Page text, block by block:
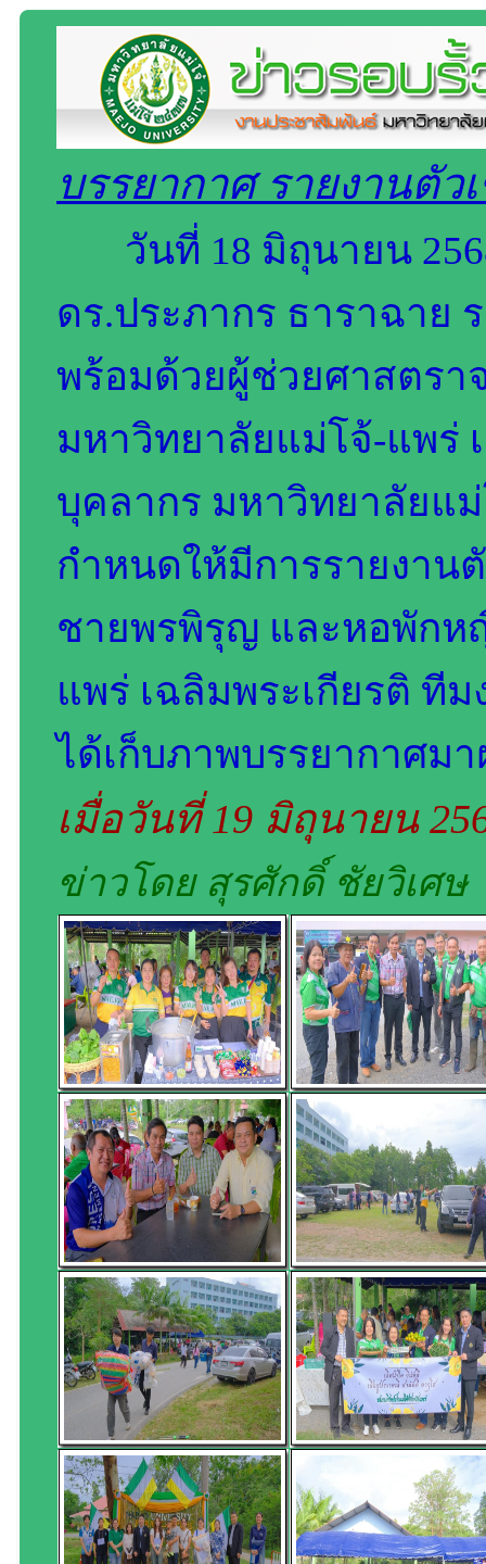
บรรยากาศ รายงานตั
วันที่ 18 มิถุนายน
ดร.ประภากร ธาราฉาย
พร้อมด้วยผู้ช่วยศาสตรา
มหาวิทยาลัยแม่โจ้-แพร่
บุคลากร มหาวิทยาลัยแ
กำหนดให้มีการรายงา
ชายพรพิรุญ และหอพัก
แพร่ เฉลิมพระเกียรติ ที
ได้เก็บภาพบรรยากาศม
เมื่อวันที่ 19 มิถุนายน
ข่าวโดย สุรศักดิ์ ชัยวิเศษ